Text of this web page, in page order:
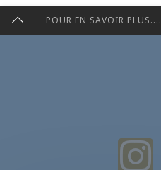
POUR EN SAVOIR PLUS....